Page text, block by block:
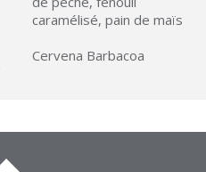
caramélisé, pain de maïs
Cervena Barbacoa